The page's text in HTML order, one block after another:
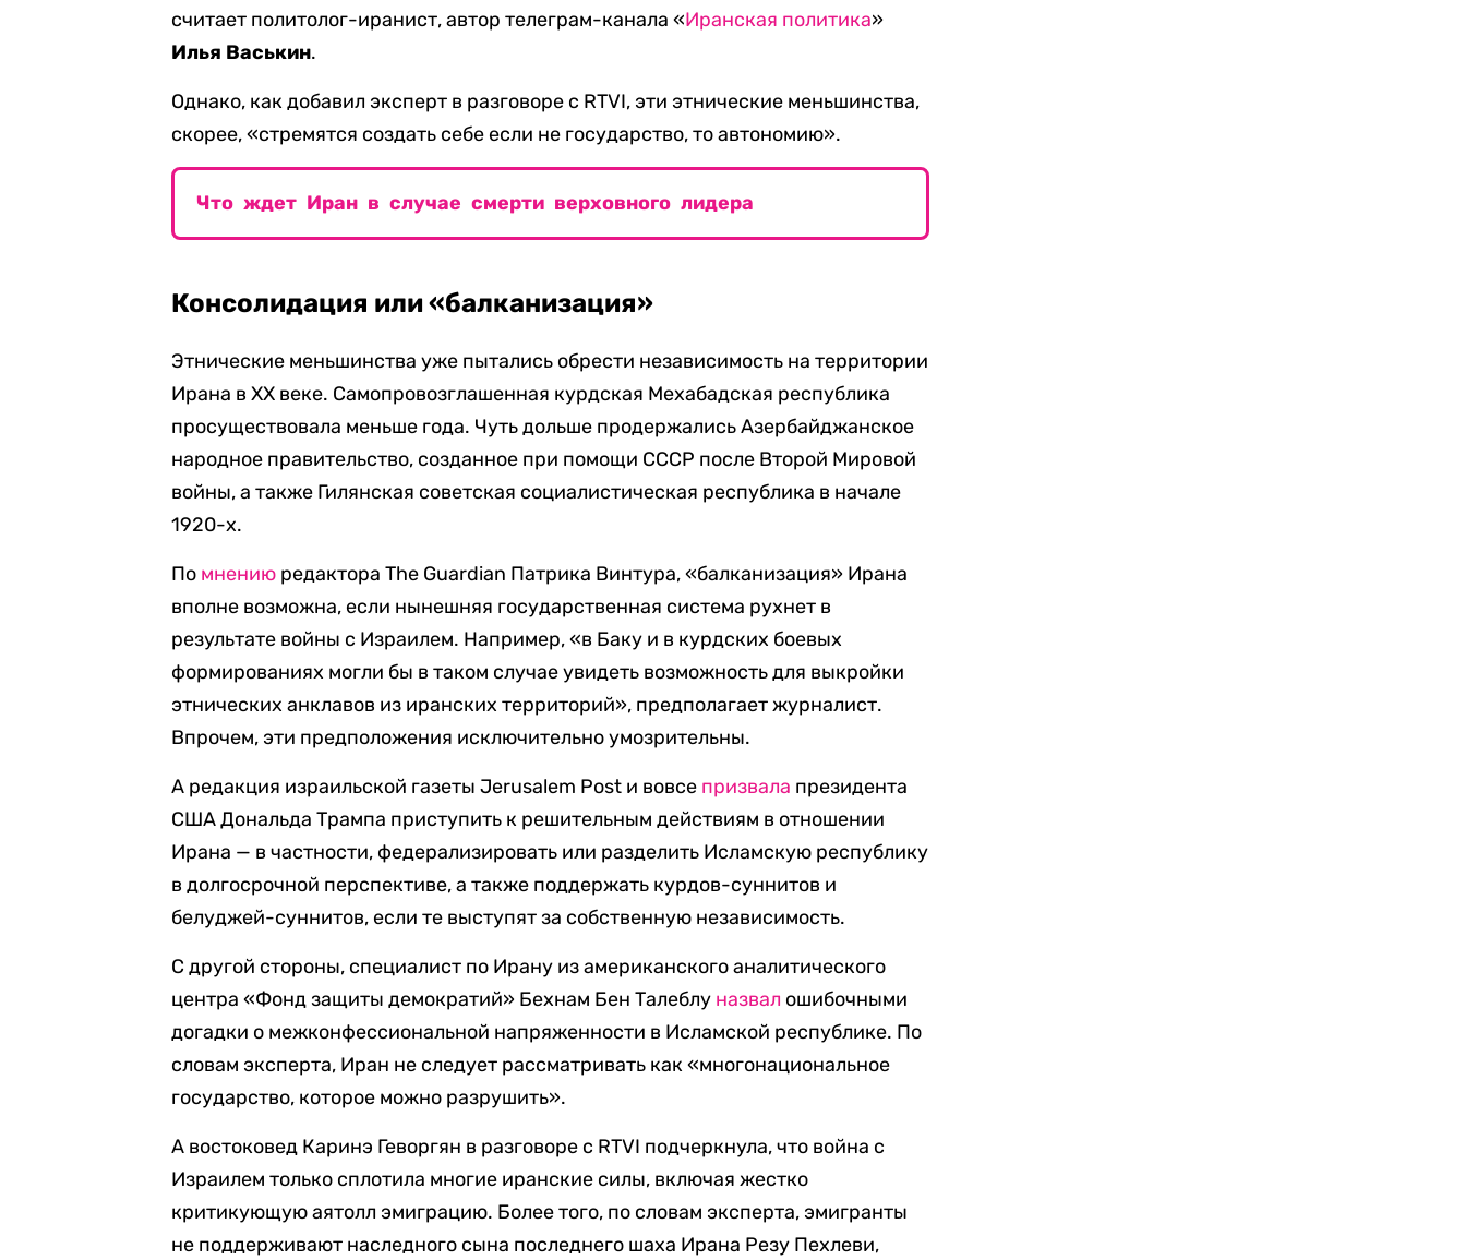
считает политолог-иранист, автор телеграм-канала «Иранская политика»
Илья Васькин.
Однако, как добавил эксперт в разговоре с RTVI, эти этнические меньшинства,
скорее, «стремятся создать себе если не государство, то автономию».
Что ждет Иран в случае смерти верховного лидера
Консолидация или «балканизация»
Этнические меньшинства уже пытались обрести независимость на территории
Ирана в XX веке. Самопровозглашенная курдская Мехабадская республика
просуществовала меньше года. Чуть дольше продержались Азербайджанское
народное правительство, созданное при помощи СССР после Второй Мировой
войны, а также Гилянская советская социалистическая республика в начале
1920-х.
По мнению редактора The Guardian Патрика Винтура, «балканизация» Ирана
вполне возможна, если нынешняя государственная система рухнет в
результате войны с Израилем. Например, «в Баку и в курдских боевых
формированиях могли бы в таком случае увидеть возможность для выкройки
этнических анклавов из иранских территорий», предполагает журналист.
Впрочем, эти предположения исключительно умозрительны.
А редакция израильской газеты Jerusalem Post и вовсе призвала президента
США Дональда Трампа приступить к решительным действиям в отношении
Ирана — в частности, федерализировать или разделить Исламскую республику
в долгосрочной перспективе, а также поддержать курдов-суннитов и
белуджей-суннитов, если те выступят за собственную независимость.
С другой стороны, специалист по Ирану из американского аналитического
центра «Фонд защиты демократий» Бехнам Бен Талеблу назвал ошибочными
догадки о межконфессиональной напряженности в Исламской республике. По
словам эксперта, Иран не следует рассматривать как «многонациональное
государство, которое можно разрушить».
А востоковед Каринэ Геворгян в разговоре с RTVI подчеркнула, что война с
Израилем только сплотила многие иранские силы, включая жестко
критикующую аятолл эмиграцию. Более того, по словам эксперта, эмигранты
не поддерживают наследного сына последнего шаха Ирана Резу Пехлеви,